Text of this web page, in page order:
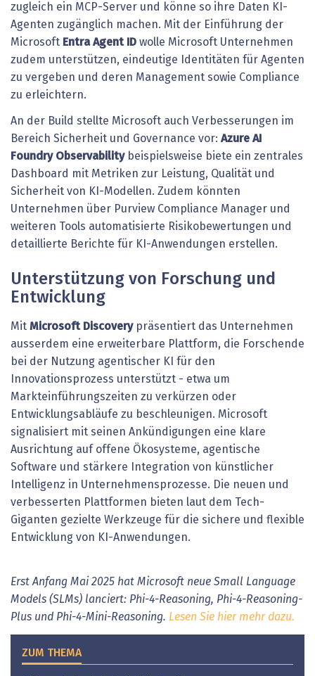
zugleich ein MCP-Server und könne so ihre Daten KI-
Agenten zugänglich machen. Mit der Einführung der
Microsoft Entra Agent ID wolle Microsoft Unternehmen
zudem unterstützen, eindeutige Identitäten für Agenten
zu vergeben und deren Management sowie Compliance
zu erleichtern.
An der Build stellte Microsoft auch Verbesserungen im
Bereich Sicherheit und Governance vor: Azure AI
Foundry Observabilitybeispielsweise biete ein zentrales
Dashboard mit Metriken zur Leistung, Qualität und
Sicherheit von KI-Modellen. Zudem könnten
Unternehmen über Purview Compliance Manager und
weiteren Tools automatisierte Risikobewertungen und
detaillierte Berichte für KI-Anwendungen erstellen.
Unterstützung von Forschung und
Entwicklung
Mit Microsoft Discoverypräsentiert das Unternehmen
ausserdem eine erweiterbare Plattform, die Forschende
bei der Nutzung agentischer KI für den
Innovationsprozess unterstützt - etwa um
Markteinführungszeiten zu verkürzen oder
Entwicklungsabläufe zu beschleunigen. Microsoft
signalisiert mit seinen Ankündigungen eine klare
Ausrichtung auf offene Ökosysteme, agentische
Software und stärkere Integration von künstlicher
Intelligenz in Unternehmensprozesse. Die neuen und
verbesserten Plattformen bieten laut dem Tech-
Giganten gezielte Werkzeuge für die sichere und flexible
Entwicklung von KI-Anwendungen.
Erst Anfang Mai 2025 hat Microsoft neue Small Language
Models (SLMs) lanciert: Phi-4-Reasoning, Phi-4-Reasoning-
Plus und Phi-4-Mini-Reasoning. Lesen Sie hier mehr dazu.
ZUM THEMA